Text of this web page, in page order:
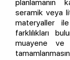
planlamanın
seramik veya
materyaller
farklılıkları
muayene ve